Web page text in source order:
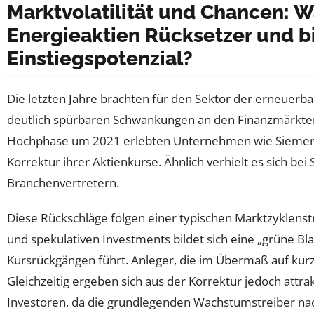
Marktvolatilität und Chancen:
Energieaktien Rücksetzer und
Einstiegspotenzial?
Die letzten Jahre brachten für den Sektor der
deutlich spürbaren Schwankungen an den
Hochphase um 2021 erlebten Unternehmen wie
Korrektur ihrer Aktienkurse. Ähnlich verhielt es sich bei
Branchenvertretern.
Diese Rückschläge folgen einer typischen
und spekulativen Investments bildet sich eine „grüne
Kursrückgängen führt. Anleger, die im Übermaß auf
Gleichzeitig ergeben sich aus der Korrektur jedoch
Investoren, da die grundlegenden Wachstumstreiber